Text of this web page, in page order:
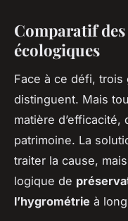
Comparatif
écologiques
Face à ce défi,
distinguent. Mais
matière
patrimoine. La
traiter la cause,
logique de
l’hygrométrie à